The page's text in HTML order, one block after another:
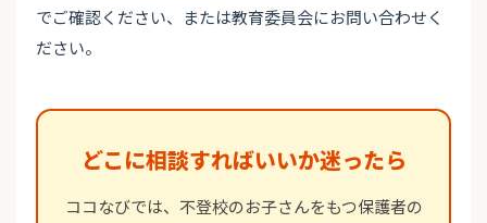
でご確認ください、または教育委員会にお問い合わせく
ださい。
どこに相談すればいいか迷ったら
ココなびでは、不登校のお子さんをもつ保護者の